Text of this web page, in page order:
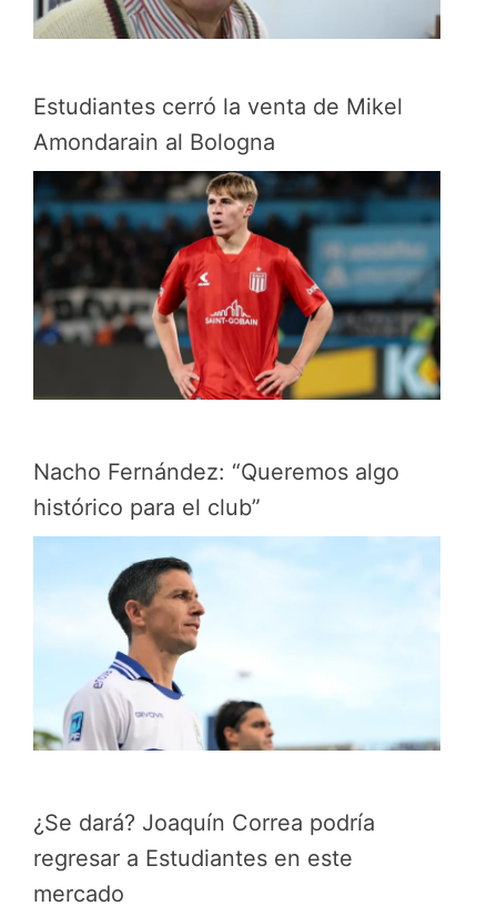
Estudiantes cerró la venta de Mikel
Amondarain al Bologna
Nacho Fernández: “Queremos algo
histórico para el club”
¿Se dará? Joaquín Correa podría
regresar a Estudiantes en este
mercado